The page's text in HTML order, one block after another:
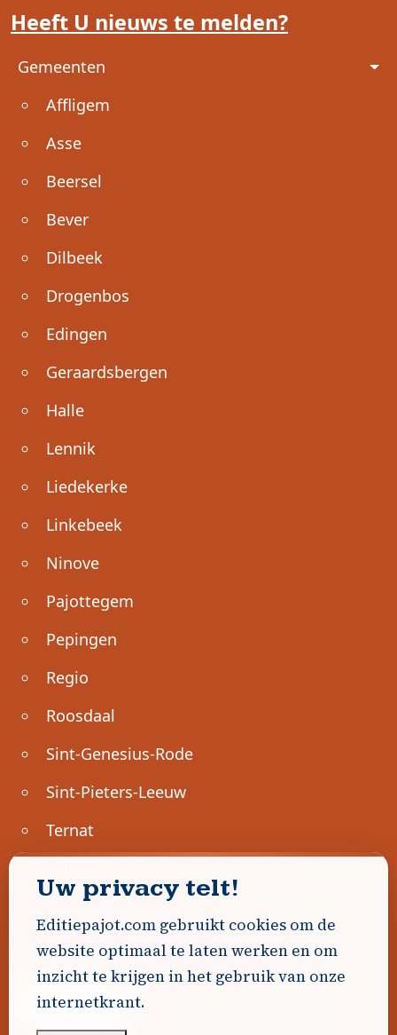
Heeft U nieuws te melden?
Voet
Gemeenten
Affligem
Asse
Beersel
Bever
Dilbeek
Drogenbos
Edingen
Geraardsbergen
Halle
Lennik
Liedekerke
Linkebeek
Ninove
Pajottegem
Pepingen
Regio
Roosdaal
Sint-Genesius-Rode
Sint-Pieters-Leeuw
Ternat
Geen advertenties gevonden.
Uw advertentie hier? Contacteer ons!
Word Partner!
Uw privacy telt!
Editiepajot.com gebruikt cookies om de
website optimaal te laten werken en om
inzicht te krijgen in het gebruik van onze
internetkrant.